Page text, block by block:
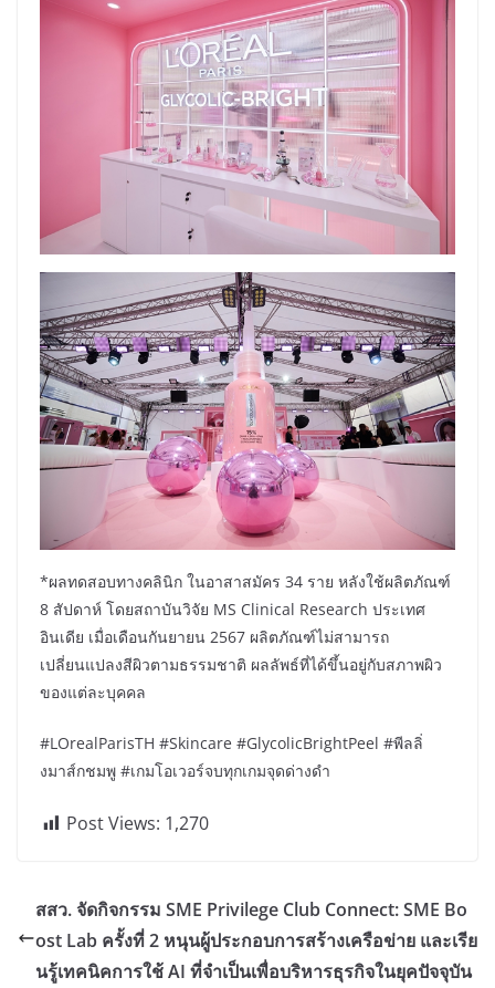
*ผลทดสอบทางคลินิก ในอาสาสมัคร 34 ราย หลังใช้ผลิตภัณฑ์
8 สัปดาห์ โดยสถาบันวิจัย MS Clinical Research ประเทศ
อินเดีย เมื่อเดือนกันยายน 2567 ผลิตภัณฑ์ไม่สามารถ
เปลี่ยนแปลงสีผิวตามธรรมชาติ ผลลัพธ์ที่ได้ขึ้นอยู่กับสภาพผิว
ของแต่ละบุคคล
#LOrealParisTH #Skincare #GlycolicBrightPeel #พีลลิ่
งมาส์กชมพู #เกมโอเวอร์จบทุกเกมจุดด่างดำ
Post Views: 1,270
สสว. จัดกิจกรรม SME Privilege Club Connect: SME Bo
ost Lab ครั้งที่ 2 หนุนผู้ประกอบการสร้างเครือข่าย และเรีย
นรู้เทคนิคการใช้ AI ที่จำเป็นเพื่อบริหารธุรกิจในยุคปัจจุบัน